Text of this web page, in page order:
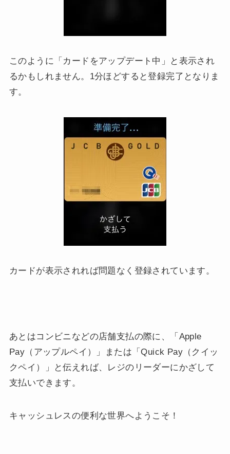
このように「カードをアップデート中」と表示され
るかもしれません。1分ほどすると登録完了となりま
す。
カードが表示されれば問題なく登録されています。
あとはコンビニなどの店舗支払の際に、「Apple
Pay（アップルペイ）」または「Quick Pay（クイッ
クペイ）」と伝えれば、レジのリーダーにかざして
支払いできます。
キャッシュレスの便利な世界へようこそ！